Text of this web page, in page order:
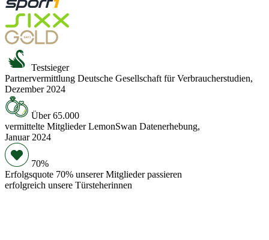
Testsieger
Partnervermittlung Deutsche Gesellschaft für Verbraucherstudien,
Dezember 2024
Über 65.000
vermittelte Mitglieder LemonSwan Datenerhebung,
Januar 2024
70%
Erfolgsquote 70% unserer Mitglieder passieren
erfolgreich unsere Türsteherinnen